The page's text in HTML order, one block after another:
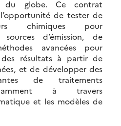
du globe. Ce contrat
de tester de
chimiques pour
d’émission, de
avancées pour
des résultats à partir de
et de développer des
de traitements
à travers
et les modèles de